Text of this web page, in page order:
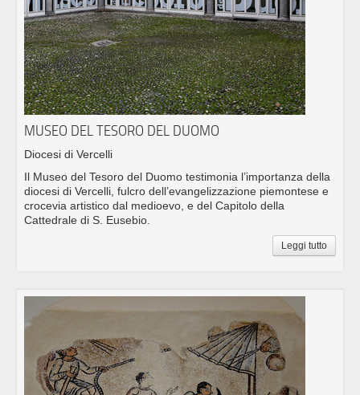
MUSEO DEL TESORO DEL DUOMO
Diocesi di Vercelli
Il Museo del Tesoro del Duomo testimonia l’importanza della
diocesi di Vercelli, fulcro dell’evangelizzazione piemontese e
crocevia artistico dal medioevo, e del Capitolo della
Cattedrale di S. Eusebio.
Leggi tutto